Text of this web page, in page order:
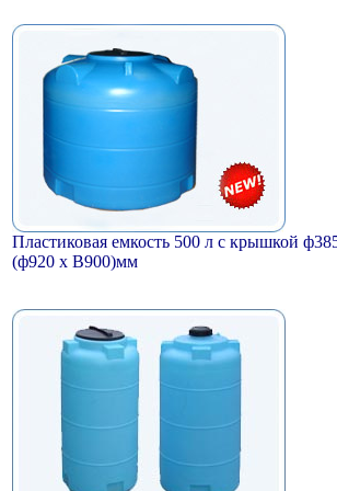
Пластиковая емкость 500 л с крышкой
(ф920 х В900)мм